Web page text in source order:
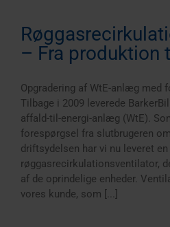
– Fra produktion
Opgradering af WtE-anlæg med
Tilbage i 2009 leverede
affald-til-energi-anlæg (WtE).
forespørgsel fra slutbrugeren
driftsydelsen har vi nu leveret en
røggasrecirkulationsventilator,
af de oprindelige enheder.
vores kunde, som [...]